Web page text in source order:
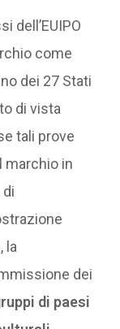
dell’EUIPO
come
dei 27 Stati
di vista
tali prove
marchio in
la
dei
di paesi